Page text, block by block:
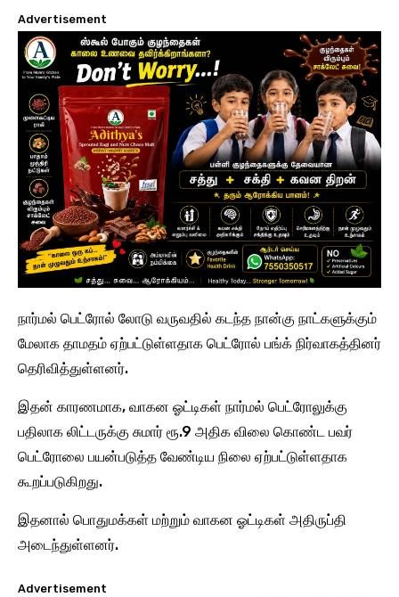
Advertisement
நார்மல் பெட்ரோல் லோடு வருவதில் கடந்த நான்கு நாட்களுக்கும்
மேலாக தாமதம் ஏற்பட்டுள்ளதாக பெட்ரோல் பங்க் நிர்வாகத்தினர்
தெரிவித்துள்ளனர்.
இதன் காரணமாக, வாகன ஓட்டிகள் நார்மல் பெட்ரோலுக்கு
பதிலாக லிட்டருக்கு சுமார் ரூ.9 அதிக விலை கொண்ட பவர்
பெட்ரோலை பயன்படுத்த வேண்டிய நிலை ஏற்பட்டுள்ளதாக
கூறப்படுகிறது.
இதனால் பொதுமக்கள் மற்றும் வாகன ஓட்டிகள் அதிருப்தி
அடைந்துள்ளனர்.
Advertisement